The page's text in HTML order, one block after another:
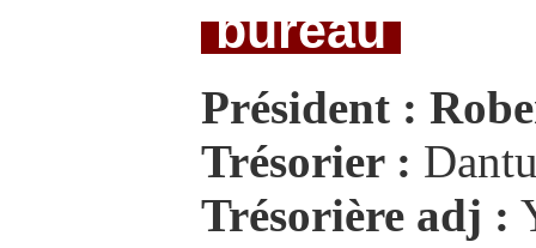
bureau
Président :
Trésorier :
Trésorière adj :